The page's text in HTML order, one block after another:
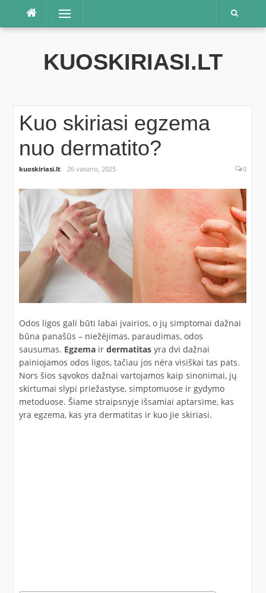
Praleisti
Meniu
KUOSKIRIASI.LT
Kuo skiriasi egzema
nuo dermatito?
kuoskiriasi.lt 26 vasario, 2025 0
Odos ligos gali būti labai įvairios, o jų simptomai dažnai
būna panašūs – niežėjimas, paraudimas, odos
sausumas. Egzemair dermatitasyra dvi dažnai
painiojamos odos ligos, tačiau jos nėra visiškai tas pats.
Nors šios sąvokos dažnai vartojamos kaip sinonimai, jų
skirtumai slypi priežastyse, simptomuose ir gydymo
metoduose. Šiame straipsnyje išsamiai aptarsime, kas
yra egzema, kas yra dermatitas ir kuo jie skiriasi.